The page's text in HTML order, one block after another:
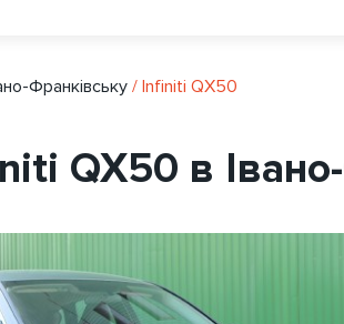
Франківську / Infiniti QX50
QX50 в